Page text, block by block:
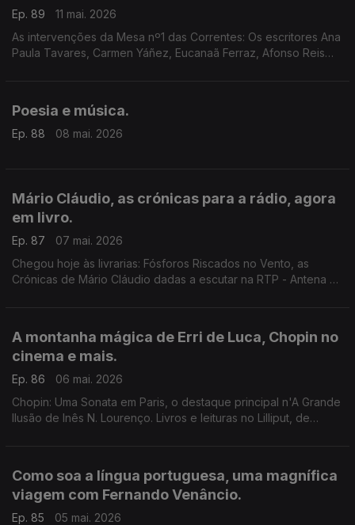
Ep. 89
11 mai. 2026
As intervenções da Mesa nº1 das Correntes: Os escritores Ana
Paula Tavares, Carmen Yáñez, Eucanaã Ferraz, Afonso Reis
Poesia e música.
Ep. 88 08 mai. 2026
Mário Cláudio, as crónicas para a rádio, agora
em livro.
Ep. 87
07 mai. 2026
Chegou hoje às livrarias: Fósforos Riscados no Vento, as
Crónicas de Mário Cláudio dadas a escutar na RTP - Antena 2,
A montanha mágica de Erri de Luca, Chopin no
cinema e mais.
Ep. 86
06 mai. 2026
Chopin: Uma Sonata em Paris, o destaque principal n'A Grande
Ilusão de Inês N. Lourenço. Livros e leituras no Lilliput, de
Como soa a língua portuguesa, uma magnífica
viagem com Fernando Venâncio.
Ep. 85
05 mai. 2026